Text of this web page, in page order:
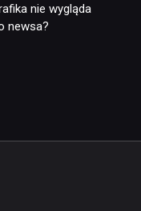
nie wygląda
newsa?